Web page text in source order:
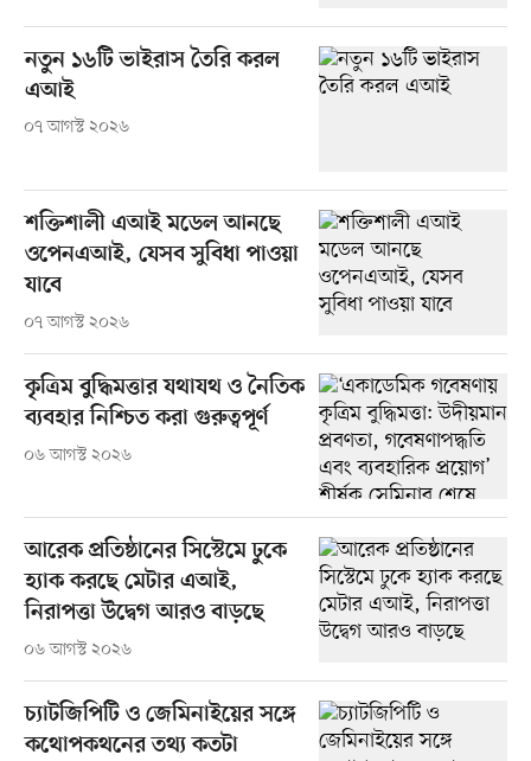
নতুন ১৬টি ভাইরাস তৈরি করল
এআই
০৭ আগস্ট ২০২৬
শক্তিশালী এআই মডেল আনছে
ওপেনএআই, যেসব সুবিধা পাওয়া
যাবে
০৭ আগস্ট ২০২৬
কৃত্রিম বুদ্ধিমত্তার যথাযথ ও নৈতিক
ব্যবহার নিশ্চিত করা গুরুত্বপূর্ণ
০৬ আগস্ট ২০২৬
আরেক প্রতিষ্ঠানের সিস্টেমে ঢুকে
হ্যাক করছে মেটার এআই,
নিরাপত্তা উদ্বেগ আরও বাড়ছে
০৬ আগস্ট ২০২৬
চ্যাটজিপিটি ও জেমিনাইয়ের সঙ্গে
কথোপকথনের তথ্য কতটা